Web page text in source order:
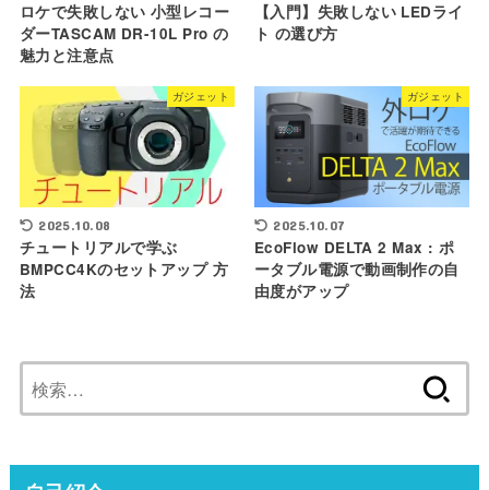
ロケで失敗しない 小型レコー
ダーTASCAM DR-10L Pro の
魅力と注意点
【入門】失敗しない LEDライ
ト の選び方
ガジェット
2025.10.08
チュートリアルで学ぶ
BMPCC4Kのセットアップ 方
法
ガジェット
2025.10.07
EcoFlow DELTA 2 Max : ポ
ータブル電源で動画制作の自
由度がアップ
索: